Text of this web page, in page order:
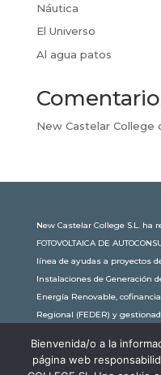
Náutica
El Universo
Al agua patos
New Castelar College
New Castelar College S.L. ha
FOTOVOLTAICA DE
línea de ayudas a proyectos
Instalaciones de Generación
Energía Renovable,
Regional (FEDER) y
subvención de 30.245,63€.
comunidad educativa de New
Bienvenida/o a la
página web